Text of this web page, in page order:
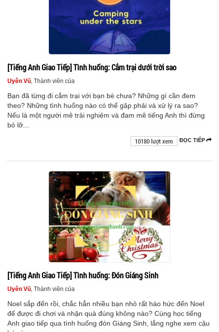
[Tiếng Anh Giao Tiếp] Tình huống: Cắm trại dưới trời sao
Uyên Vũ , Thành viên của
Bạn đã từng đi cắm trại với bạn bè chưa? Những gì cần đem
theo? Những tình huống nào có thể gặp phải và xử lý ra sao?
Nếu là một người mê trải nghiệm và đam mê tiếng Anh thì đừng
bỏ lỡ...
ĐỌC TIẾP
10180 lượt xem
[Tiếng Anh Giao Tiếp] Tình huống: Đón Giáng Sinh
Uyên Vũ , Thành viên của
Noel sắp đến rồi, chắc hẳn nhiều bạn nhỏ rất háo hức đến Noel
để được đi chơi và nhận quà đúng không nào? Cùng học tiếng
Anh giao tiếp qua tình huống đón Giáng Sinh, lắng nghe xem cậu